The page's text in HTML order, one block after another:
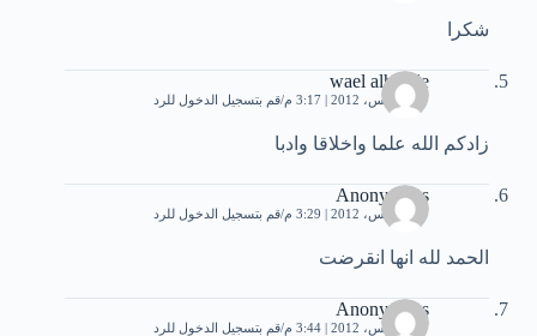
شكرا
wael alhdede
7 أغسطس، 2012 | 3:17 م قم بتسجيل الدخول للرد
زادكم الله علما واخلاقا وادبا
Anonymous
7 أغسطس، 2012 | 3:29 م قم بتسجيل الدخول للرد
الحمد لله انها انقرضت
Anonymous
7 أغسطس، 2012 | 3:44 م قم بتسجيل الدخول للرد